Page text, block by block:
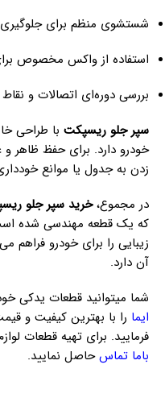
شستشوی منظم برای جلوگیری
استفاده از واکس مخصوص
بررسی دوره‌ای اتصالات و
سپر جلو ریسپکت با طراحی
خودرو دارد. برای حفظ ظاهر
زدن به جدول یا موانع
در مجموع،خرید سپر جلو
که یک قطعه مهندسی شده
زیبایی را برای خودرو فراهم
آن دارد.
شما میتوانید قطعات یدکی
ایما را با بهترین کیفیت و
فرمایید. برای تهیه قطعات
باما تماس حاصل نمایید.